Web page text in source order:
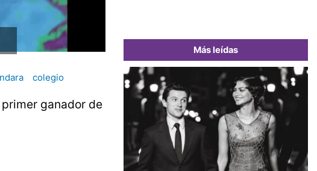
colegio
primer ganador de
Más leídas